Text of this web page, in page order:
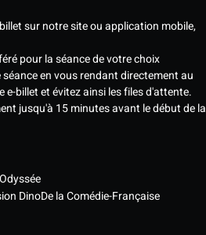
sur notre site ou application mobile,
pour la séance de votre choix
en vous rendant directement au
billet et évitez ainsi les files d'attente.
jusqu'à 15 minutes avant le début de la
DinoDe la Comédie-Française